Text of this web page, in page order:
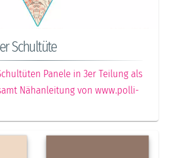
Schultüte
Panele in 3er Teilung als
Nähanleitung von www.polli-